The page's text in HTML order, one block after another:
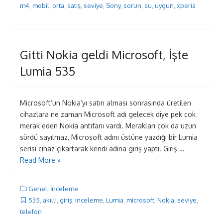
m4 mobil orta satış seviye Sony, sorun su uygun xperia
Gitti Nokia geldi Microsoft, İşte
Lumia 535
Microsoft’un Nokia’yı satın alması sonrasında üretilen
cihazlara ne zaman Microsoft adı gelecek diye pek çok
merak eden Nokia antifanı vardı. Merakları çok da uzun
sürdü sayılmaz, Microsoft adını üstüne yazdığı bir Lumia
serisi cihaz çıkartarak kendi adına giriş yaptı. Giriş …
Read More »
Genel İnceleme
535 akıllı giriş inceleme Lumia microsoft Nokia seviye
telefon